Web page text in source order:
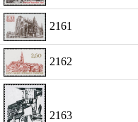
2161
2162
2163